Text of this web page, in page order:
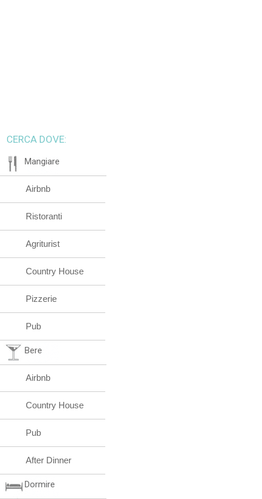
CERCA DOVE:
Mangiare
Airbnb
Ristoranti
Agriturist
Country House
Pizzerie
Pub
Bere
Airbnb
Country House
Pub
After Dinner
Dormire